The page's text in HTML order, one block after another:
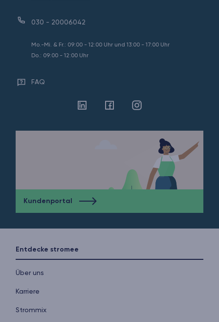
030 - 20006042
Mo.-Mi. & Fr.: 09:00 - 12:00 Uhr und 13:00 - 17:00 Uhr
Do.: 09:00 - 12:00 Uhr
FAQ
LinkedinFacebookInstagram
Kundenportal
Entdecke stromee
Über uns
Karriere
Strommix